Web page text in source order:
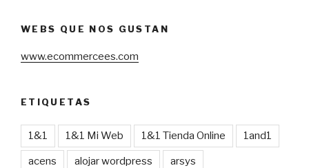
WEBS QUE NOS GUSTAN
www.ecommercees.com
ETIQUETAS
1&1 1&1 Mi Web 1&1 Tienda Online 1and1
acens alojar wordpress arsys